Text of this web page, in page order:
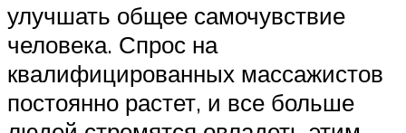
улучшать общее самочувствие
человека. Спрос на
квалифицированных массажистов
постоянно растет, и все больше